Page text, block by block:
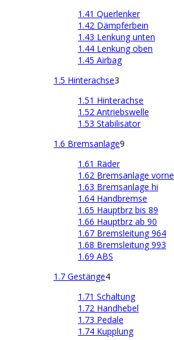
1.41 Querlenker
1.42 Dämpferbein
1.43 Lenkung unten
1.44 Lenkung oben
1.45 Airbag
1.5 Hinterachse3
1.51 Hinterachse
1.52 Antriebswelle
1.53 Stabilisator
1.6 Bremsanlage9
1.61 Räder
1.62 Bremsanlage vorne
1.63 Bremsanlage hi
1.64 Handbremse
1.65 Hauptbrz bis 89
1.66 Hauptbrz ab 90
1.67 Bremsleitung 964
1.68 Bremsleitung 993
1.69 ABS
1.7 Gestänge4
1.71 Schaltung
1.72 Handhebel
1.73 Pedale
1.74 Kupplung